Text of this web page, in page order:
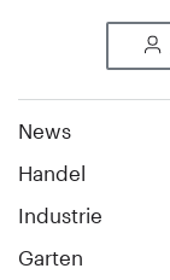
News
Handel
Industrie
Garten